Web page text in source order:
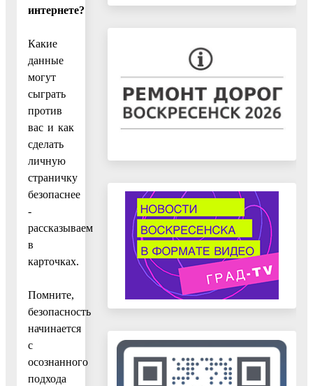
интернете?
Какие
данные
могут
сыграть
против
вас и как
сделать
личную
страничку
безопаснее
-
рассказываем
в
карточках.
Помните,
безопасность
начинается
с
осознанного
подхода